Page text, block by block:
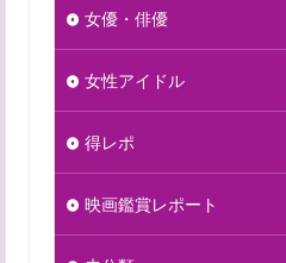
女優・俳優
女性アイドル
得レポ
映画鑑賞レポート